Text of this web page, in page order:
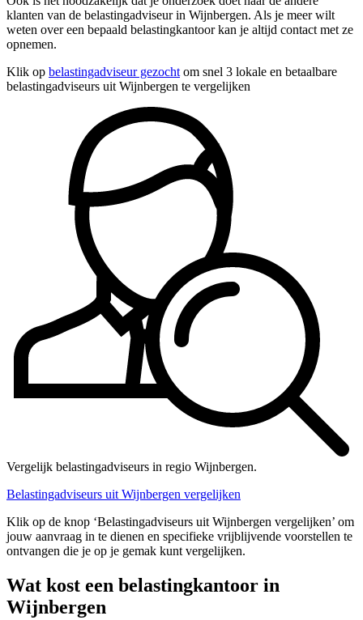
klanten van de belastingadviseur in Wijnbergen. Als je meer wilt
weten over een bepaald belastingkantoor kan je altijd contact met ze
opnemen.
Klik op belastingadviseur gezocht om snel 3 lokale en betaalbare
belastingadviseurs uit Wijnbergen te vergelijken
Vergelijk belastingadviseurs in regio Wijnbergen.
Belastingadviseurs uit Wijnbergen vergelijken
Klik op de knop ‘Belastingadviseurs uit Wijnbergen vergelijken’ om
jouw aanvraag in te dienen en specifieke vrijblijvende voorstellen te
ontvangen die je op je gemak kunt vergelijken.
Wat kost een belastingkantoor in
Wijnbergen